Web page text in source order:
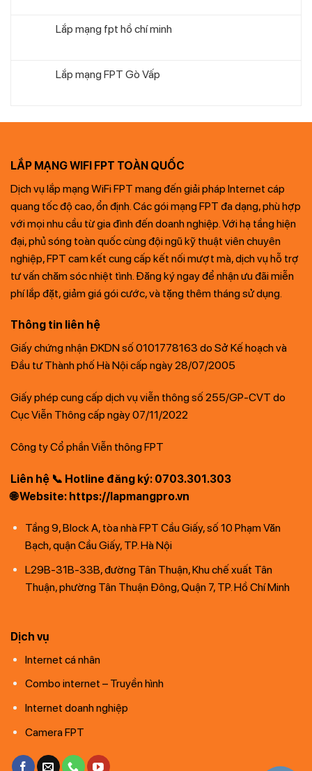
Lắp mạng fpt hồ chí minh
Lắp mạng FPT Gò Vấp
LẮP MẠNG WIFI FPT TOÀN QUỐC
Dịch vụ lắp mạng WiFi FPT mang đến giải pháp Internet cáp
quang tốc độ cao, ổn định. Các gói mạng FPT đa dạng, phù hợp
với mọi nhu cầu từ gia đình đến doanh nghiệp. Với hạ tầng hiện
đại, phủ sóng toàn quốc cùng đội ngũ kỹ thuật viên chuyên
nghiệp, FPT cam kết cung cấp kết nối mượt mà, dịch vụ hỗ trợ
tư vấn chăm sóc nhiệt tình. Đăng ký ngay để nhận ưu đãi miễn
phí lắp đặt, giảm giá gói cước, và tặng thêm tháng sử dụng.
Thông tin liên hệ
Giấy chứng nhận ĐKDN số 0101778163 do Sở Kế hoạch và
Đầu tư Thành phố Hà Nội cấp ngày 28/07/2005
Giấy phép cung cấp dịch vụ viễn thông số 255/GP-CVT do
Cục Viễn Thông cấp ngày 07/11/2022
Công ty Cổ phần Viễn thông FPT
Liên hệ 📞 Hotline đăng ký: 0703.301.303
🌐 Website: https://lapmangpro.vn
Tầng 9, Block A, tòa nhà FPT Cầu Giấy, số 10 Phạm Văn
Bạch, quận Cầu Giấy, TP. Hà Nội
L29B-31B-33B, đường Tân Thuận, Khu chế xuất Tân
Thuận, phường Tân Thuận Đông, Quận 7, TP. Hồ Chí Minh
Dịch vụ
Internet cá nhân
Combo internet – Truyền hình
Internet doanh nghiệp
Camera FPT